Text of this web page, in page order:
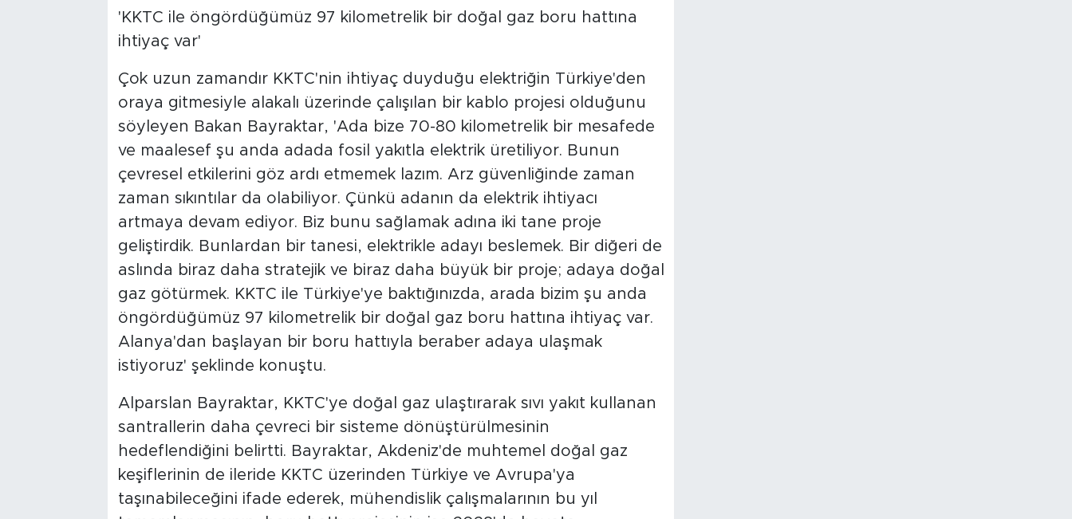
'KKTC ile öngördüğümüz 97 kilometrelik bir doğal gaz boru hattına
ihtiyaç var'
Çok uzun zamandır KKTC'nin ihtiyaç duyduğu elektriğin Türkiye'den
oraya gitmesiyle alakalı üzerinde çalışılan bir kablo projesi olduğunu
söyleyen Bakan Bayraktar, 'Ada bize 70-80 kilometrelik bir mesafede
ve maalesef şu anda adada fosil yakıtla elektrik üretiliyor. Bunun
çevresel etkilerini göz ardı etmemek lazım. Arz güvenliğinde zaman
zaman sıkıntılar da olabiliyor. Çünkü adanın da elektrik ihtiyacı
artmaya devam ediyor. Biz bunu sağlamak adına iki tane proje
geliştirdik. Bunlardan bir tanesi, elektrikle adayı beslemek. Bir diğeri de
aslında biraz daha stratejik ve biraz daha büyük bir proje; adaya doğal
gaz götürmek. KKTC ile Türkiye'ye baktığınızda, arada bizim şu anda
öngördüğümüz 97 kilometrelik bir doğal gaz boru hattına ihtiyaç var.
Alanya'dan başlayan bir boru hattıyla beraber adaya ulaşmak
istiyoruz' şeklinde konuştu.
Alparslan Bayraktar, KKTC'ye doğal gaz ulaştırarak sıvı yakıt kullanan
santrallerin daha çevreci bir sisteme dönüştürülmesinin
hedeflendiğini belirtti. Bayraktar, Akdeniz'de muhtemel doğal gaz
keşiflerinin de ileride KKTC üzerinden Türkiye ve Avrupa'ya
taşınabileceğini ifade ederek, mühendislik çalışmalarının bu yıl